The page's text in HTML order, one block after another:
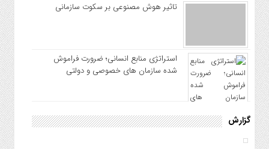
تاثیر هوش مصنوعی بر سکوت سازمانی
استراتژی منابع انسانی؛ ضرورت فراموش
شده سازمان های خصوصی و دولتی
گزارش